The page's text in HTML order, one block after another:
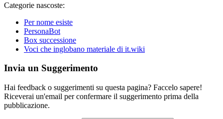
Categorie nascoste:
Per nome esiste
PersonaBot
Box successione
Voci che inglobano materiale di it.wiki
Invia un Suggerimento
Hai feedback o suggerimenti su questa pagina? Faccelo sapere!
Riceverai un'email per confermare il suggerimento prima della
pubblicazione.